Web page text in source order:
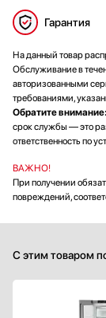
Гарантия
На данный товар
Обслуживание в
авторизованными
требованиями,
Обратите внимание:
срок службы — это
ответственность по
ВАЖНО!
При получении
повреждений,
С этим товаром